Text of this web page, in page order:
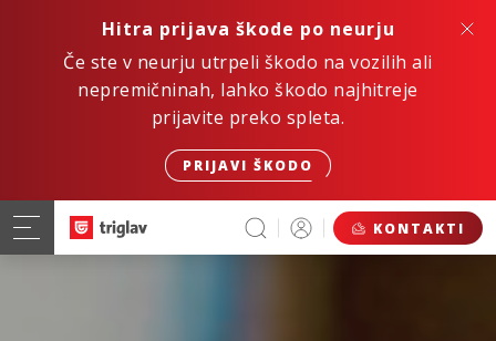
Hitra prijava škode po neurju
Če ste v neurju utrpeli škodo na vozilih ali
nepremičninah, lahko škodo najhitreje
prijavite preko spleta.
PRIJAVI ŠKODO
KONTAKTI